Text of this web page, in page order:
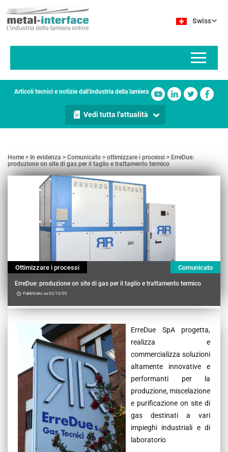
contenuto
Swiss
Articoli tecnici e notizie dall'industria della lamiera
Vedi tutta l'attualità
Home In evidenza Comunicato ottimizzare i processi
ErreDue:
produzione on site di gas per il taglio e trattamento termico
Ottimizzare i processi Comunicato
ErreDue: produzione on site di gas per il taglio e trattamento termico
Pubblicato su 02/10/20
Contenu
ErreDue SpA progetta,
realizza e
commercializza soluzioni
altamente innovative e
performanti per la
produzione, miscelazione
e purificazione on site di
gas destinati a vari
impieghi industriali e di
laboratorio